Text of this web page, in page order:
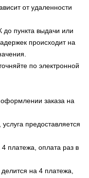
от удаленности
пункта выдачи или
происходит на
по электронной
заказа на
предоставляется
платежа, оплата раз в
на 4 платежа,